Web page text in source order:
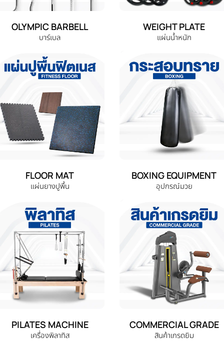
OLYMPIC BARBELL
บาร์เบล
WEIGHT PLATE
แผ่นน้ำหนัก
FLOOR MAT
แผ่นยางปูพื้น
BOXING EQUIPMENT
อุปกรณ์มวย
PILATES MACHINE
เครื่องพิลาทิส
COMMERCIAL GRADE
สินค้าเกรดยิม